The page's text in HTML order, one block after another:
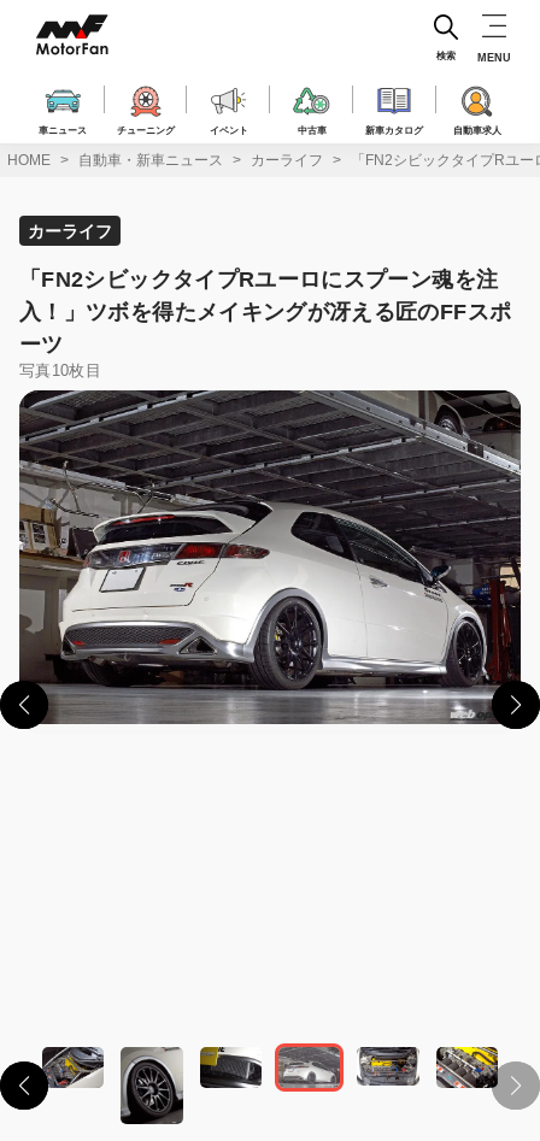
ス
車ニュース チューニング イベント 中古車 新車カタログ 自動車求人
検索 MENU
HOME 自動車・新車ニュース カーライフ 「FN2シビックタイプRユ
カーライフ
「FN2シビックタイプRユーロにスプーン魂を注
入！」ツボを得たメイキングが冴える匠のFFスポ
ーツ
写真10枚目